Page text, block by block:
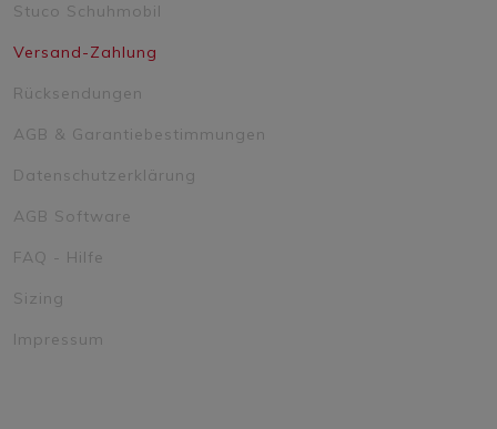
Stuco Schuhmobil
Versand-Zahlung
Rücksendungen
AGB & Garantiebestimmungen
Datenschutzerklärung
AGB Software
FAQ - Hilfe
Sizing
Impressum